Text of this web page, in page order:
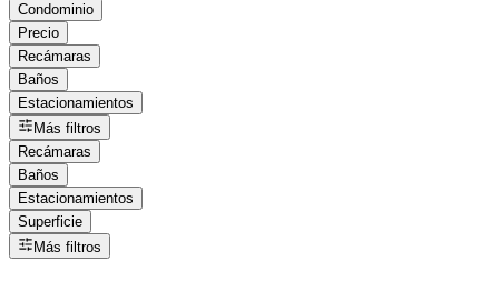
Condominio
Precio
Recámaras
Baños
Estacionamientos
Más filtros
Recámaras
Baños
Estacionamientos
Superficie
Más filtros